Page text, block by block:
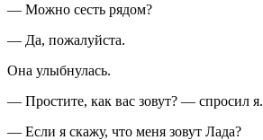
— Можно сесть рядом?
— Да, пожалуйста.
Она улыбнулась.
— Простите, как вас зовут? — спросил я.
— Если я скажу, что меня зовут Лада?